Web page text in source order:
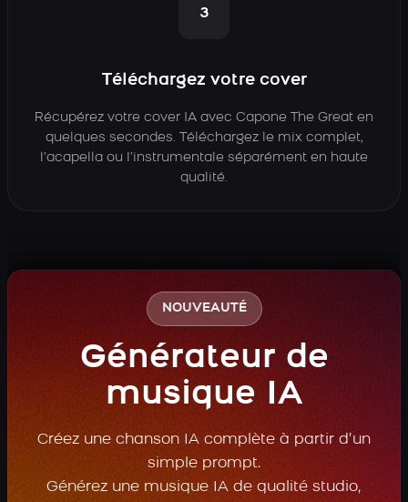
3
Téléchargez votre cover
Récupérez votre cover IA avec Capone The Great en
quelques secondes. Téléchargez le mix complet,
l’acapella ou l’instrumentale séparément en haute
qualité.
NOUVEAUTÉ
Générateur de
musique IA
Créez une chanson IA complète à partir d’un
simple prompt.
Générez une musique IA de qualité studio,